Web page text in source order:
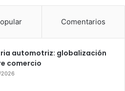
Comentarios
automotriz: globalización
comercio